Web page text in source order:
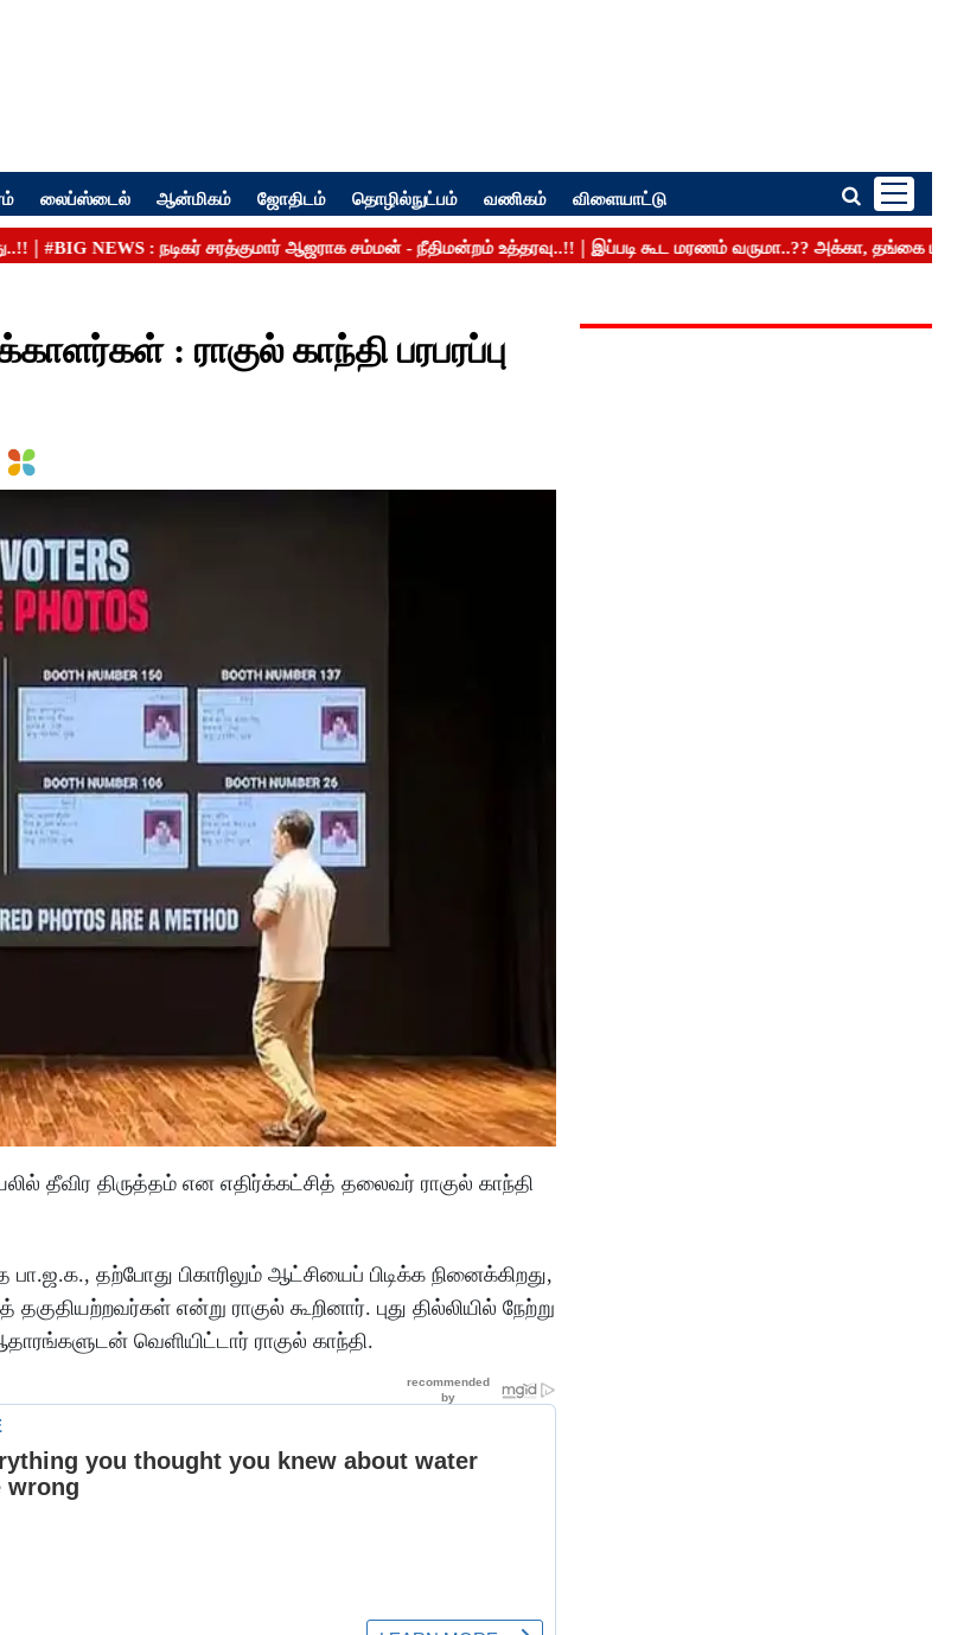
லைப்ஸ்டைல் ஆன்மிகம் ஜோதிடம் தொழில்நுட்பம் வணிகம் விளையாட்டு
: ராகுல் காந்தி பரபரப்பு
தீவிர திருத்தம் என எதிர்க்கட்சித் தலைவர் ராகுல் காந்தி
தற்போது பிகாரிலும் ஆட்சியைப் பிடிக்க நினைக்கிறது,
தகுதியற்றவர்கள் என்று ராகுல் கூறினார். புது தில்லியில் நேற்று
வெளியிட்டார் ராகுல் காந்தி.